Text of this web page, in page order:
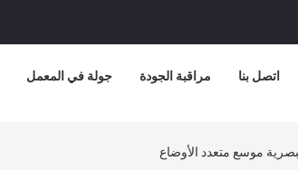
جولة في المعمل مراقبة الجودة اتصل بنا